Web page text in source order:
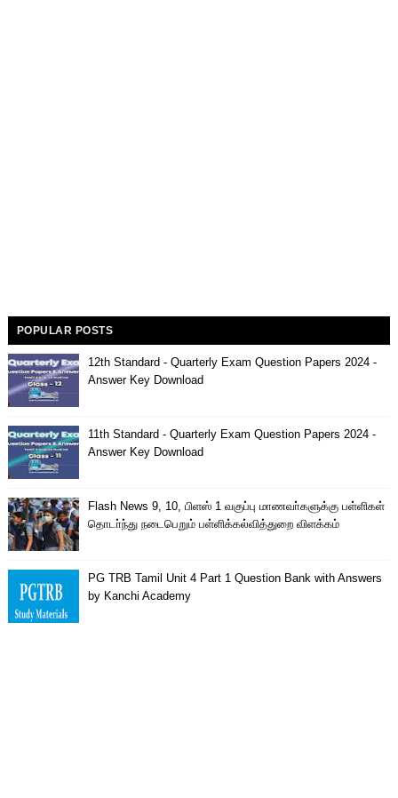
POPULAR POSTS
12th Standard - Quarterly Exam Question Papers 2024 -
Answer Key Download
11th Standard - Quarterly Exam Question Papers 2024 -
Answer Key Download
Flash News 9, 10, பிளஸ் 1 வகுப்பு மாணவா்களுக்கு பள்ளிகள்
தொடா்ந்து நடைபெறும் பள்ளிக்கல்வித்துறை விளக்கம்
PG TRB Tamil Unit 4 Part 1 Question Bank with Answers
by Kanchi Academy